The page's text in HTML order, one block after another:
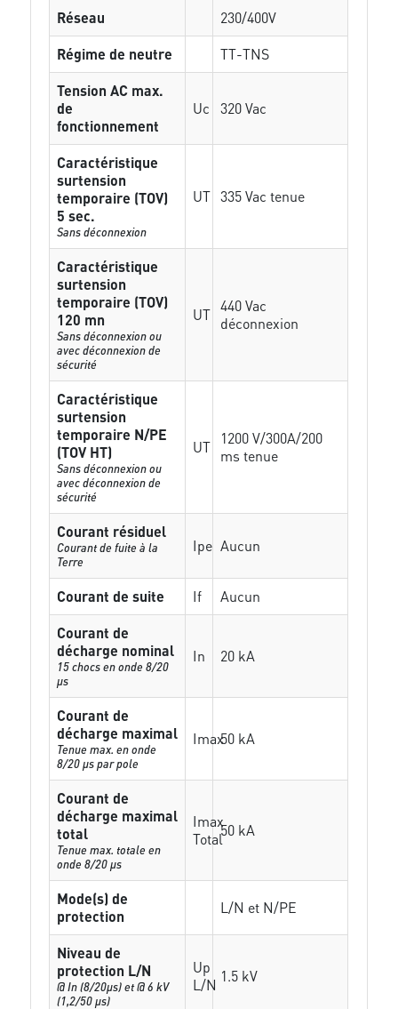
Réseau
230/400V
Régime de neutre
TT-TNS
Tension AC max.
de
fonctionnement
Uc 320 Vac
Caractéristique
surtension
temporaire (TOV)
5 sec.
Sans déconnexion
UT 335 Vac tenue
Caractéristique
surtension
temporaire (TOV)
120 mn
Sans déconnexion ou
avec déconnexion de
sécurité
UT 440 Vac
déconnexion
Caractéristique
surtension
temporaire N/PE
(TOV HT)
Sans déconnexion ou
avec déconnexion de
sécurité
UT
1200 V/300A/200
ms tenue
Courant résiduel
Courant de fuite à la
Terre
Ipe Aucun
Courant de suite If
Aucun
Courant de
décharge nominal
15 chocs en onde 8/20
µs
In 20 kA
Courant de
décharge maximal
Tenue max. en onde
8/20 µs par pole
Imax50 kA
Courant de
décharge maximal
total
Tenue max. totale en
onde 8/20 µs
Imax
Total50 kA
Mode(s) de
protection
L/N et N/PE
Niveau de
protection L/N
@ In (8/20µs) et @ 6 kV
(1,2/50 µs)
Up
L/N 1.5 kV